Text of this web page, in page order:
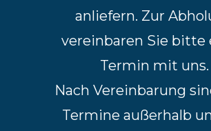
anliefern. Zur
vereinbaren Sie bitte
Termin mit uns.
Nach Vereinbarung
Termine außerhalb